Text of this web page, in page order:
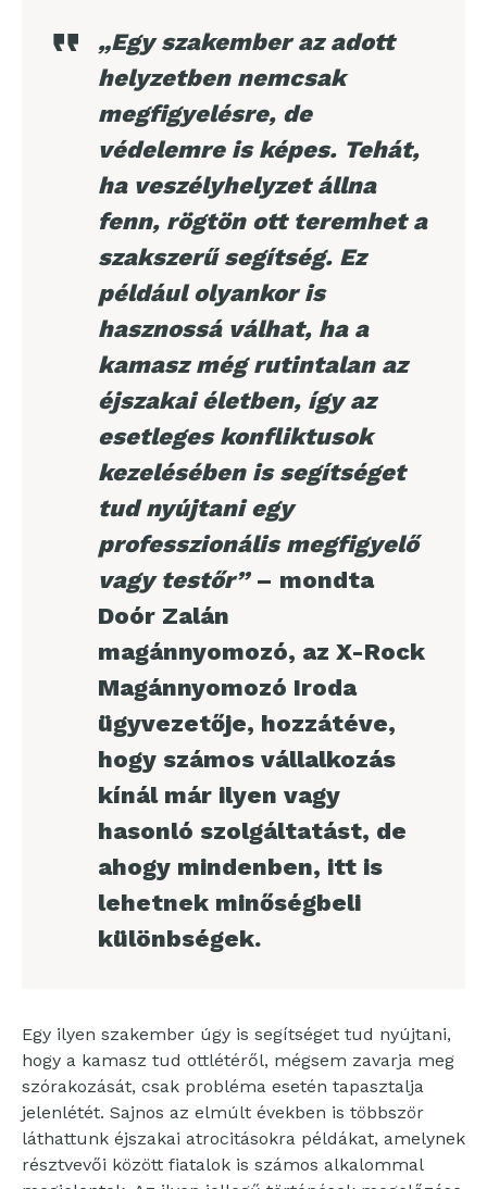
„Egy szakember az adott
helyzetben nemcsak
megfigyelésre, de
védelemre is képes. Tehát,
ha veszélyhelyzet állna
fenn, rögtön ott teremhet a
szakszerű segítség. Ez
például olyankor is
hasznossá válhat, ha a
kamasz még rutintalan az
éjszakai életben, így az
esetleges konfliktusok
kezelésében is segítséget
tud nyújtani egy
professzionális megfigyelő
vagy testőr” – mondta
Doór Zalán
magánnyomozó, az X-Rock
Magánnyomozó Iroda
ügyvezetője, hozzátéve,
hogy számos vállalkozás
kínál már ilyen vagy
hasonló szolgáltatást, de
ahogy mindenben, itt is
lehetnek minőségbeli
különbségek.
Egy ilyen szakember úgy is segítséget tud nyújtani,
hogy a kamasz tud ottlétéről, mégsem zavarja meg
szórakozását, csak probléma esetén tapasztalja
jelenlétét. Sajnos az elmúlt években is többször
láthattunk éjszakai atrocitásokra példákat, amelynek
résztvevői között fiatalok is számos alkalommal